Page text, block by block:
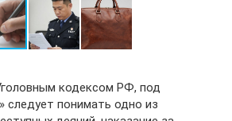
кодексом РФ, под
следует понимать одно из